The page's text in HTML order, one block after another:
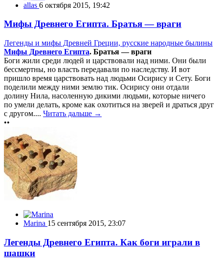
allas 6 октября 2015, 19:42
Мифы Древнего Египта. Братья — враги
Легенды и мифы Древней Греции, русские народные былины
Мифы Древнего Египта. Братья — враги
Боги жили среди людей и царствовали над ними. Они были
бессмертны, но власть передавали по наследству. И вот
пришло время царствовать над людьми Осирису и Сету. Боги
поделили между ними землю тик. Осирису они отдали
долину Нила, насоленную дикими людьми, которые ничего
по умели делать, кроме как охотиться на зверей и драться друг
с другом.... Читать дальше →
••
Marina 15 сентября 2015, 23:07
Легенды Древнего Египта. Как боги играли в
шашки